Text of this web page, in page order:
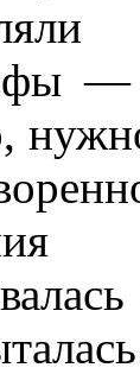
—